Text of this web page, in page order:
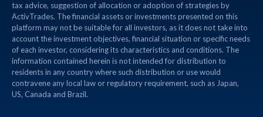
tax advice, suggestion of allocation or adoption of strategies by
ActivTrades. The financial assets or investments presented on this
platform may not be suitable for all investors, as it does not take into
account the investment objectives, financial situation or specific needs
of each investor, considering its characteristics and conditions. The
information contained herein is not intended for distribution to
residents in any country where such distribution or use would
contravene any local law or regulatory requirement, such as Japan,
US, Canada and Brazil.